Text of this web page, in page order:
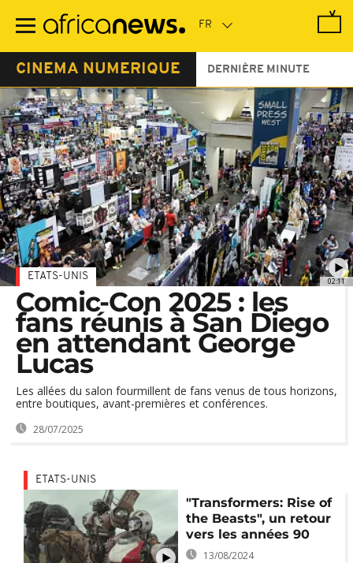
contenu
CINEMA NUMERIQUE DERNIÈRE MINUTE
02:11
ETATS-UNIS
Comic-Con 2025 : les
fans réunis à San Diego
en attendant George
Lucas
Les allées du salon fourmillent de fans venus de tous horizons,
entre boutiques, avant-premières et conférences.
28/07/2025
ETATS-UNIS
"Transformers: Rise of
the Beasts", un retour
vers les années 90
13/08/2024